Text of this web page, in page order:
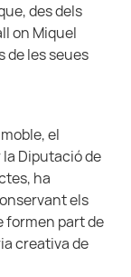
des dels
on Miquel
de les seues
el
Diputació de
ha
els
formen part de
creativa de